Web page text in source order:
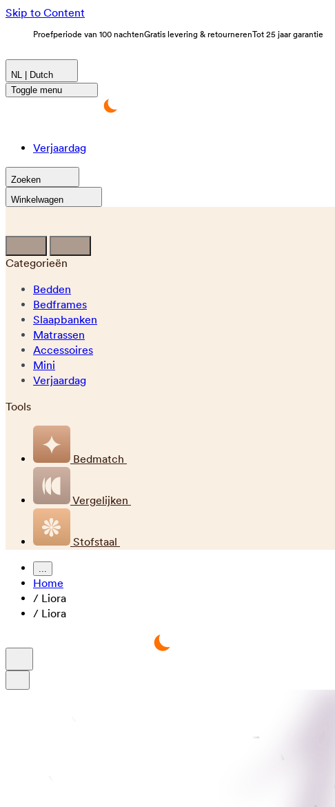
Skip to Content
Proefperiode van 100 nachtenGratis levering & retournerenTot 25 jaar garantie
NL | Dutch
Toggle menu
Verjaardag
Zoeken
Winkelwagen
Categorieën
Bedden
Bedframes
Slaapbanken
Matrassen
Accessoires
Mini
Verjaardag
Tools
Bedmatch
Vergelijken
Stofstaal
...
Home
/ Liora
/ Liora